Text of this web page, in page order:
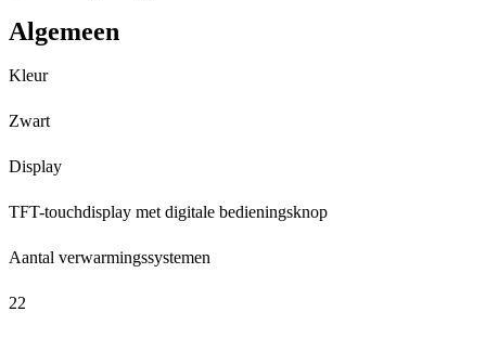
Algemeen
Kleur
Zwart
Display
TFT-touchdisplay met digitale bedieningsknop
Aantal verwarmingssystemen
22